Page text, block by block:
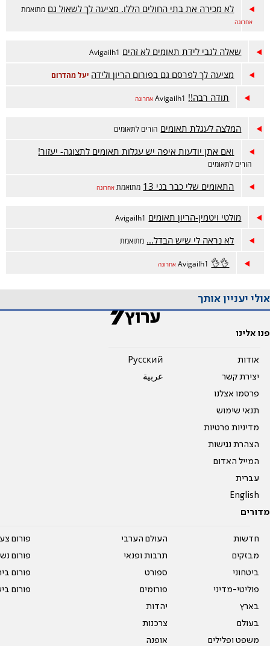
לא מכירה את בתי החולים הללו. מציעה לך לשאול גם מתואמת
אחרונה
שאלה לגבי לידת תאומים לא זהים Avigailh1
מציעה לך לפרסם גם בפורום הריון ולידה יעל מהדרום
תודה רבה!! Avigailh1 אחרונה
המלצה לעגלת תאומים הורים לתאומים
ואם אתן יודעות איפה יש עגלות תאומים לתצוגה- יעזור!
הורים לתאומים
התאומים שלי כבר בני 13 מתואמת אחרונה
מולטי ויטמין-הריון תאומים Avigailh1
לא נראה לי שיש הבדל... מתואמת
👌👌
Avigailh1 אחרונה
אולי יעניין אותך
פנו אלינו
אודות
יצירת קשר
פרסמו אצלנו
תנאי שימוש
מדיניות פרטיות
הצהרת נגישות
המייל האדום
עברית
English
Pусский
عربية
מדורים
חדשות
מבזקים
ביטחוני
פוליטי-מדיני
בארץ
בעולם
משפט ופלילים
העולם הערבי
תרבות ופנאי
ספורט
פורומים
יהדות
צרכנות
אופנה
פורום
פורום
פורום
פורום